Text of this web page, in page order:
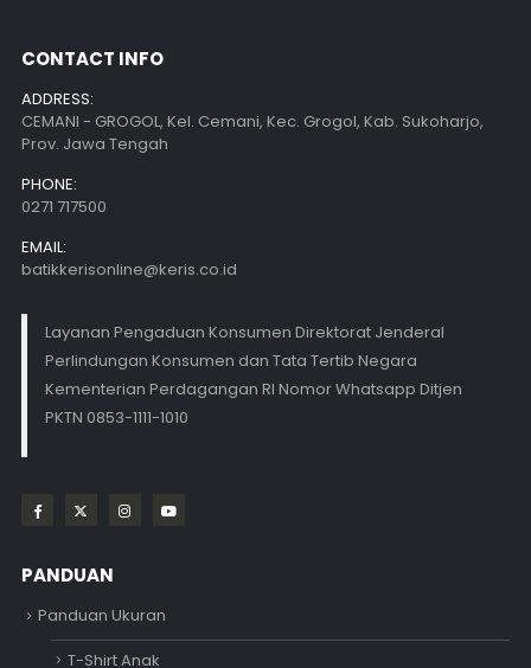
CONTACT INFO
ADDRESS:
CEMANI - GROGOL, Kel. Cemani, Kec. Grogol, Kab. Sukoharjo,
Prov. Jawa Tengah
PHONE:
0271 717500
EMAIL:
batikkerisonline@keris.co.id
Layanan Pengaduan Konsumen Direktorat Jenderal
Perlindungan Konsumen dan Tata Tertib Negara
Kementerian Perdagangan RI Nomor Whatsapp Ditjen
PKTN 0853-1111-1010
PANDUAN
Panduan Ukuran
T-Shirt Anak